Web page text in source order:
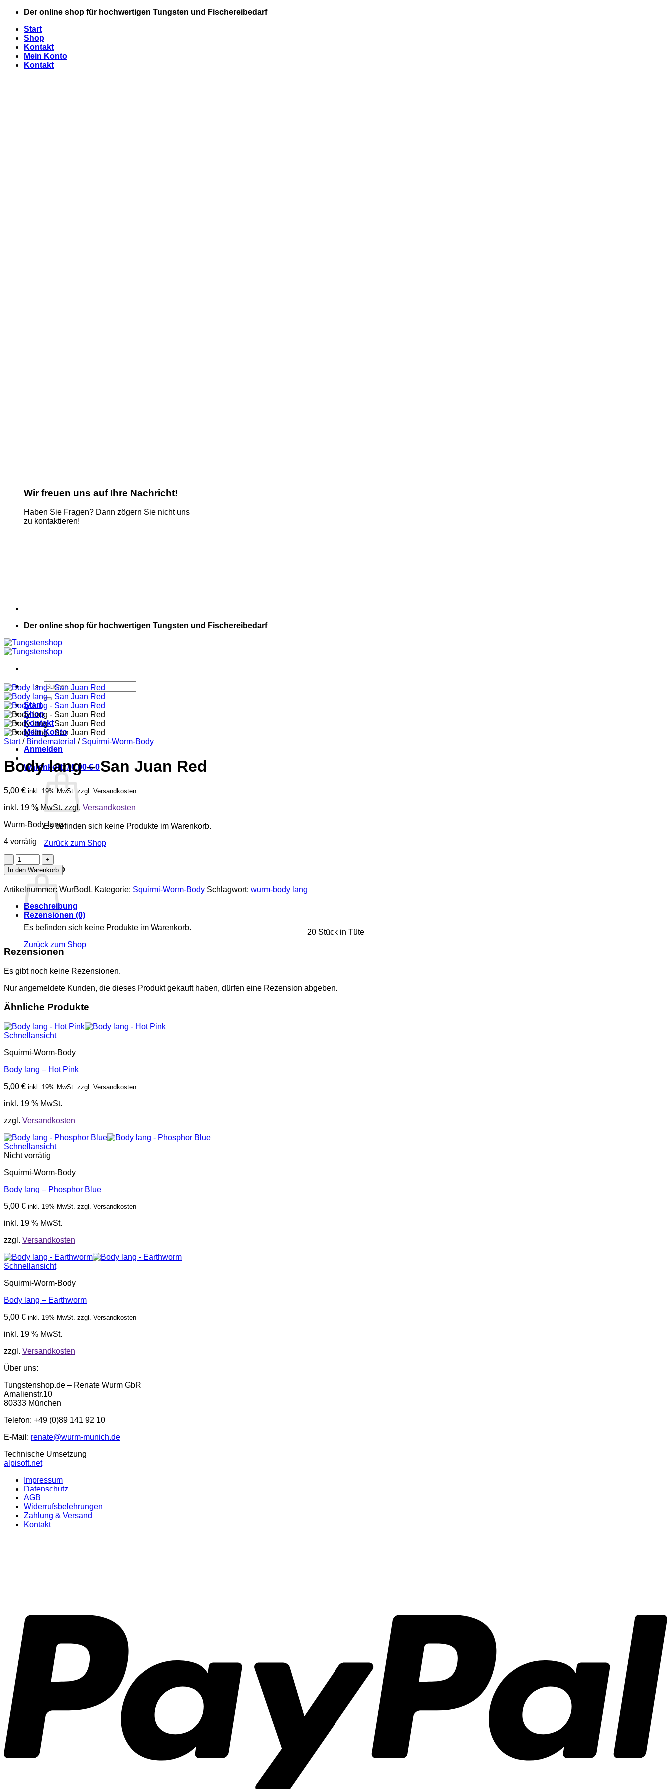
Zum
springen
Der online shop für hochwertigen Tungsten und Fischereibedarf
Start
Shop
Kontakt
Mein Konto
Kontakt
Wir freuen uns auf Ihre Nachricht!
Haben Sie Fragen? Dann zögern Sie nicht uns
zu kontaktieren!
Der online shop für hochwertigen Tungsten und Fischereibedarf
Suche
nach:
Start
Shop
Kontakt
Mein Konto
Anmelden
Warenkorb /0,00€ 0
Es befinden sich keine Produkte im Warenkorb.
Zurück zum Shop
Warenkorb
Es befinden sich keine Produkte im Warenkorb.
Zurück zum Shop
Start / Bindematerial / Squirmi-Worm-Body
Body lang – San Juan Red
5,00 € inkl. 19% MwSt. zzgl. Versandkosten
inkl. 19 % MwSt. zzgl. Versandkosten
Wurm-Body lang
4 vorrätig
Body
lang
-
San
Juan
Red
Menge
In den Warenkorb
Artikelnummer: WurBodL Kategorie: Squirmi-Worm-Body Schlagwort: wurm-body lang
Beschreibung
Rezensionen (0)
20 Stück in Tüte
Rezensionen
Es gibt noch keine Rezensionen.
Nur angemeldete Kunden, die dieses Produkt gekauft haben, dürfen eine Rezension abgeben.
Ähnliche Produkte
Schnellansicht
Squirmi-Worm-Body
Body lang – Hot Pink
5,00 € inkl. 19% MwSt. zzgl. Versandkosten
inkl. 19 % MwSt.
zzgl. Versandkosten
Schnellansicht
Nicht vorrätig
Squirmi-Worm-Body
Body lang – Phosphor Blue
5,00 € inkl. 19% MwSt. zzgl. Versandkosten
inkl. 19 % MwSt.
zzgl. Versandkosten
Schnellansicht
Squirmi-Worm-Body
Body lang – Earthworm
5,00 € inkl. 19% MwSt. zzgl. Versandkosten
inkl. 19 % MwSt.
zzgl. Versandkosten
Über uns:
Tungstenshop.de – Renate Wurm GbR
Amalienstr.10
80333 München
Telefon: +49 (0)89 141 92 10
E-Mail: renate@wurm-munich.de
Technische Umsetzung
alpisoft.net
Impressum
Datenschutz
AGB
Widerrufsbelehrungen
Zahlung & Versand
Kontakt